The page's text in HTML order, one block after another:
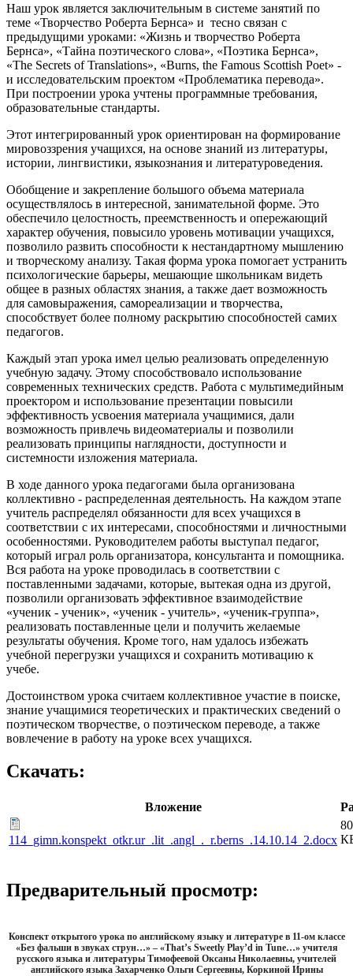
Наш урок является заключительным в системе занятий по
теме «Творчество Роберта Бернса» и тесно связан с
предыдущими уроками: «Жизнь и творчество Роберта
Бернса», «Тайна поэтического слова», «Поэтика Бернса»,
«The Secrets of Translations», «Burns, the Famous Scottish Poet» -
и исследовательским проектом «Проблематика перевода».
При построении урока учтены программные требования,
образовательные стандарты.
Этот интегрированный урок ориентирован на формирование
мировоззрения учащихся, на основе знаний из литературы,
истории, лингвистики, языкознания и литературоведения.
Обобщение и закрепление большого объема материала
осуществлялось в интересной, занимательной форме. Это
обеспечило целостность, преемственность и опережающий
характер обучения, повысило уровень мотивации учащихся,
позволило развить способности к нестандартному мышлению
и творческому анализу. Такая форма урока помогает устранить
психологические барьеры, мешающие школьникам видеть
общее в разных областях знания, а также дает возможность
для самовыражения, самореализации и творчества,
способствует более полному раскрытию способностей самих
педагогов.
Каждый этап урока имел целью реализовать определенную
учебную задачу. Этому способствовало использование
современных технических средств. Работа с мультимедийным
проектором и использование презентации повысили
эффективность усвоения материала учащимися, дали
возможность привлечь видеоматериалы и позволили
реализовать принципы наглядности, доступности и
системности изложения материала.
В ходе данного урока педагогами была организована
коллективно - распределенная деятельность. На каждом этапе
учитель распределял обязанности для всех учащихся в
соответствии с их интересами, способностями и личностными
особенностями. Руководителем работы выступал педагог,
который играл роль организатора, консультанта и помощника.
Вся работа на уроке проводилась в соответствии с
поставленными задачами, которые, вытекая одна из другой,
позволили организовать эффективное взаимодействие
«ученик - ученик», «ученик - учитель», «ученик-группа»,
реализовать поставленные цели и получить желаемые
результаты обучения. Кроме того, нам удалось избежать
учебной перегрузки учащихся и сохранить мотивацию к
учебе.
Достоинством урока считаем коллективное участие в поиске,
знание учащимися теоретических и практических сведений о
поэтическом творчестве, о поэтическом переводе, а также
вовлечение в работу на уроке всех учащихся.
Скачать:
Вложение
114_gimn.konspekt_otkr.ur_.lit_.angl_._r.berns_.14.10.14_2.docx
Предварительный просмотр:
Конспект открытого урока по английскому языку и литературе в 11-ом классе
«Без фальши в звуках струн…» – «That’s Sweetly Play’d in Tune…» учителя
русского языка и литературы Тимофеевой Оксаны Николаевны, учителей
английского языка Захарченко Ольги Сергеевны, Коркиной Ирины